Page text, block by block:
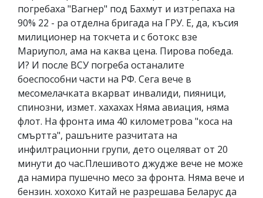
погребаха "Вагнер" под Бахмут и изтрепаха на
90% 22 - ра отделна бригада на ГРУ. Е, да, късия
милиционер на токчета и с ботокс взе
Мариупол, ама на каква цена. Пирова победа.
И? И после ВСУ погреба останалите
боеспособни части на РФ. Сега вече в
месомелачката вкарват инвалиди, пияници,
спинозни, измет. хахахах Няма авиация, няма
флот. На фронта има 40 километрова "коса на
смъртта", рашъните разчитата на
инфилтрационни групи, дето оцеляват от 20
минути до час.Плешивото джудже вече не може
да намира пушечно месо за фронта. Няма вече и
бензин. хохохо Китай не разрешава Беларус да